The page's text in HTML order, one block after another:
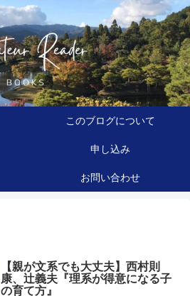
このブログについて
申し込み
お問い合わせ
【親が文系でも大丈夫】西村則
康、辻義夫『理系が得意になる子
の育て方』